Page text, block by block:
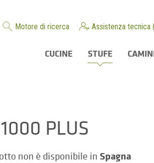
Motore di ricerca Assistenza tecnica
CUCINE STUFE
PLUS
non è disponibile in Spagna